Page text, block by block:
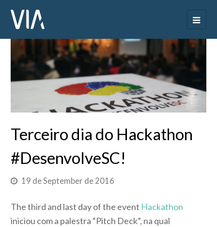
Terceiro dia do Hackathon
#DesenvolveSC!
19 de September de 2016
The third and last day of the event Hackathon
iniciou com a palestra “Pitch Deck”, na qual